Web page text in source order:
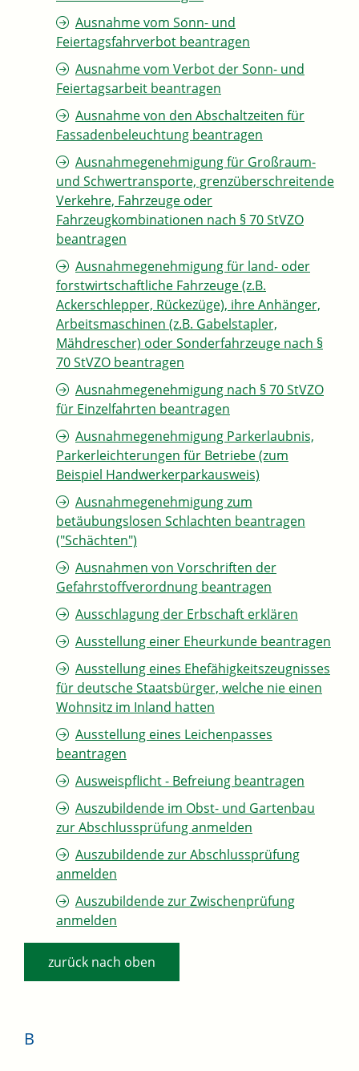
Ausnahme vom Sonn- und
Feiertagsfahrverbot beantragen
Ausnahme vom Verbot der Sonn- und
Feiertagsarbeit beantragen
Ausnahme von den Abschaltzeiten für
Fassadenbeleuchtung beantragen
Ausnahmegenehmigung für Großraum-
und Schwertransporte, grenzüberschreitende
Verkehre, Fahrzeuge oder
Fahrzeugkombinationen nach § 70 StVZO
beantragen
Ausnahmegenehmigung für land- oder
forstwirtschaftliche Fahrzeuge (z.B.
Ackerschlepper, Rückezüge), ihre Anhänger,
Arbeitsmaschinen (z.B. Gabelstapler,
Mähdrescher) oder Sonderfahrzeuge nach §
70 StVZO beantragen
Ausnahmegenehmigung nach § 70 StVZO
für Einzelfahrten beantragen
Ausnahmegenehmigung Parkerlaubnis,
Parkerleichterungen für Betriebe (zum
Beispiel Handwerkerparkausweis)
Ausnahmegenehmigung zum
betäubungslosen Schlachten beantragen
("Schächten")
Ausnahmen von Vorschriften der
Gefahrstoffverordnung beantragen
Ausschlagung der Erbschaft erklären
Ausstellung einer Eheurkunde beantragen
Ausstellung eines Ehefähigkeitszeugnisses
für deutsche Staatsbürger, welche nie einen
Wohnsitz im Inland hatten
Ausstellung eines Leichenpasses
beantragen
Ausweispflicht - Befreiung beantragen
Auszubildende im Obst- und Gartenbau
zur Abschlussprüfung anmelden
Auszubildende zur Abschlussprüfung
anmelden
Auszubildende zur Zwischenprüfung
anmelden
zurück nach oben
B